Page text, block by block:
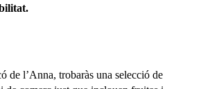
de l’Anna, trobaràs una selecció de